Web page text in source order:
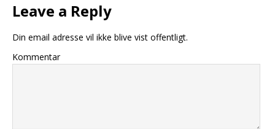
Leave a Reply
Din email adresse vil ikke blive vist offentligt.
Kommentar